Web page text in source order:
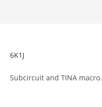
6K1J
Subcircuit and TINA macro.